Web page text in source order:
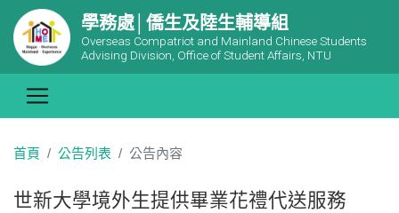
學務處│僑生及陸生輔導組
Overseas Compatriot and Mainland Chinese Students
Advising Division, Office of Student Affairs, NTU
首頁 公告列表 公告內容
世新大學境外生提供畢業花禮代送服務